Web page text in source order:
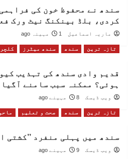
سندھ نے محفوظ خون کی
کردی، بلڈ بینکنگ نیٹ ورک
ماریہ اسماعیل 1 مہینہ ago
تازہ ترین سندھ سندھ میٹرز کلچر
قدیم وادی سندھ کی تہذیب
ہوئی؟ ممکنہ سبب سامنے آگیا
ویب ڈیسک 8 مہینے ago
تازہ ترین سندھ صحت و تعلیم
سندھ میں پہلی منفرد ’’کشتی
ویب ڈیسک 9 مہینے ago